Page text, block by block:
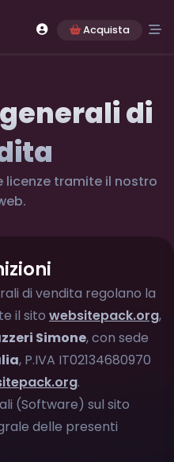
Acquista
di
licenze tramite il nostro
di vendita regolano la
il sito websitepack.org,
Simone, con sede
, P.IVA IT02134680970
.
(Software) sul sito
delle presenti